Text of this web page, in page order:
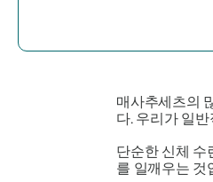
매사추세츠의
다. 우리가 일
단순한 신체 수
를 일깨우는 것